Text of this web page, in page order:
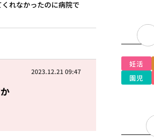
れなかったのに病院で
2023.12.21 09:47
妊活
園児